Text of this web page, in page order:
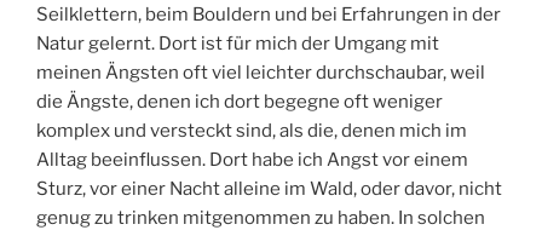
Seilklettern, beim Bouldern und bei Erfahrungen in der
Natur gelernt. Dort ist für mich der Umgang mit
meinen Ängsten oft viel leichter durchschaubar, weil
die Ängste, denen ich dort begegne oft weniger
komplex und versteckt sind, als die, denen mich im
Alltag beeinflussen. Dort habe ich Angst vor einem
Sturz, vor einer Nacht alleine im Wald, oder davor, nicht
genug zu trinken mitgenommen zu haben. In solchen